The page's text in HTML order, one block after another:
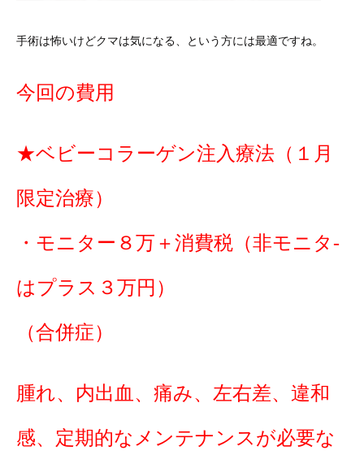
手術は怖いけどクマは気になる、という方には最適ですね。
今回の費用
★ベビーコラーゲン注入療法（１月
限定治療）
・モニター８万＋消費税（非モニタ-
はプラス３万円）
（合併症）
腫れ、内出血、痛み、左右差、違和
感、定期的なメンテナンスが必要な